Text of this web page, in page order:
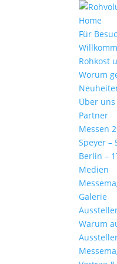
Home
Für
Rohkost
Worum
Über uns
Partner
Messen
Speyer –
Berlin –
Medien
Galerie
Warum